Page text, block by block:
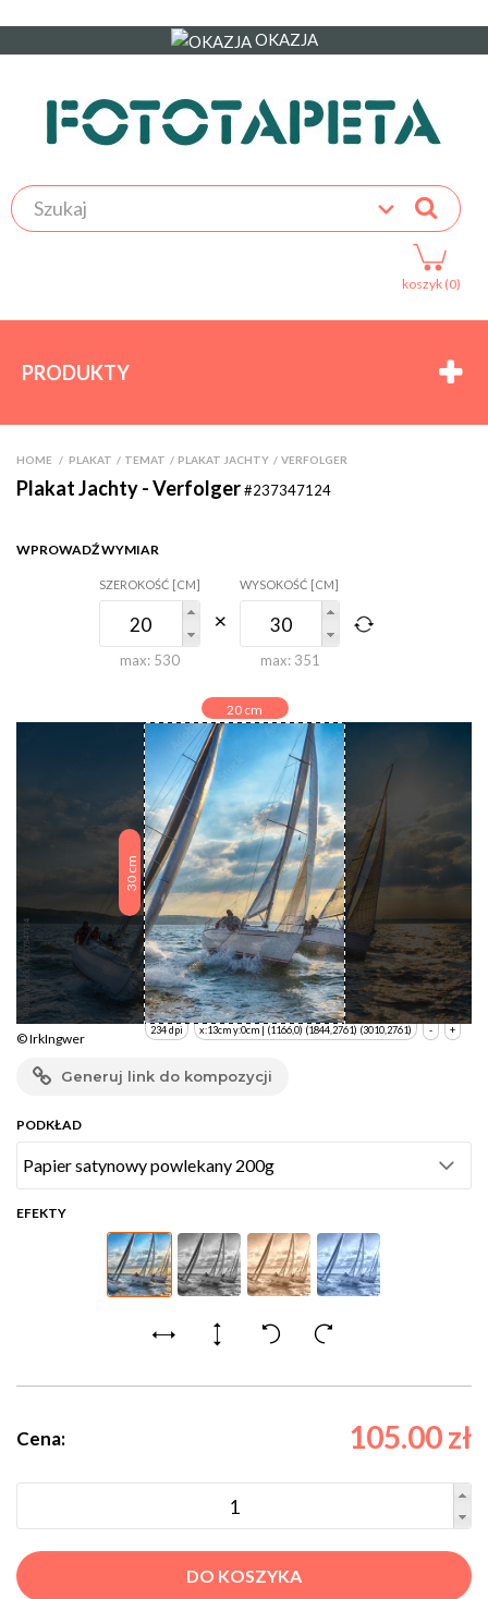
OKAZJA
koszyk (0)
PRODUKTY
HOME PLAKAT >TEMAT >PLAKAT JACHTY >VERFOLGER
Plakat Jachty - Verfolger#237347124
20 cm
30
cm
+
-
x:13cm y:0cm | (1166,0) (1844,2761) (3010,2761)
234 dpi
© IrkIngwer
Generuj link do kompozycji
WPROWADŹ WYMIAR
SZEROKOŚĆ [CM]
max: 530
WYSOKOŚĆ [CM]
max: 351
PODKŁAD
EFEKTY
Cena: 105.00 zł
DO KOSZYKA